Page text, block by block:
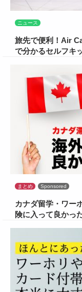
ニュース
旅先で便利！Air
で分かるセルフキ
まとめ Sponsored
カナダ留学・ワー
険に入って良かっ